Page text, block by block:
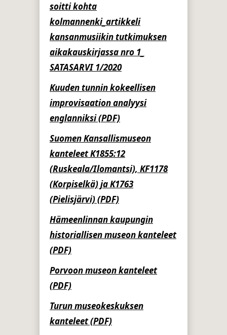
soitti kohta
kolmannenki_artikkeli
kansanmusiikin tutkimuksen
aikakauskirjassa nro 1_
SATASARVI 1/2020
Kuuden tunnin kokeellisen
improvisaation analyysi
englanniksi (PDF)
Suomen Kansallismuseon
kanteleet K1855:12
(Ruskeala/Ilomantsi), KF1178
(Korpiselkä) ja K1763
(Pielisjärvi) (PDF)
Hämeenlinnan kaupungin
historiallisen museon kanteleet
(PDF)
Porvoon museon kanteleet
(PDF)
Turun museokeskuksen
kanteleet (PDF)